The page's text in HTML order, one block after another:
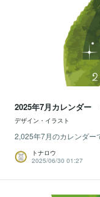
2025年7月カレンダー
デザイン・イラスト
2,025年7月のカレンダー
トナロウ
2025/06/30 01:27